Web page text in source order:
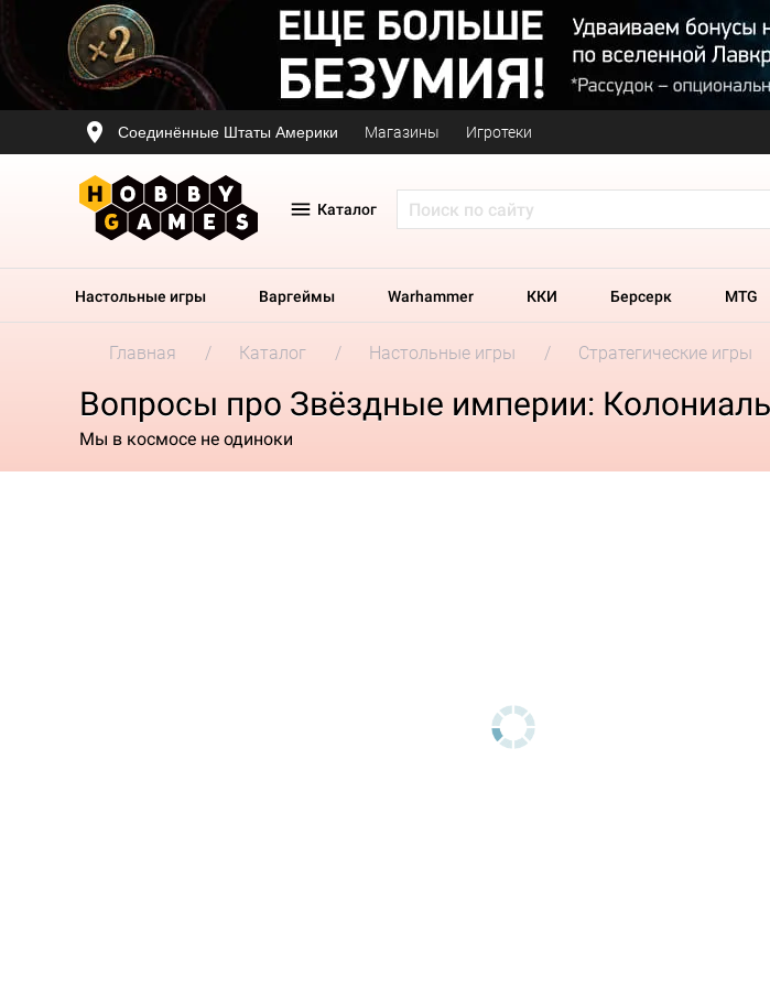
Соединённые Штаты Америки Магазины Игротеки
Каталог
Настольные игры Варгеймы Warhammer ККИ Берсерк MTG
Главная Каталог Настольные игры Стратегические игры
Вопросы про Звёздные империи:
Мы в космосе не одиноки